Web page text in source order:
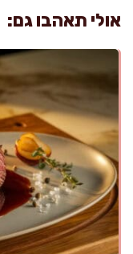
אולי תאהבו גם: